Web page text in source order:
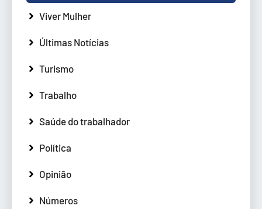
Viver Mulher
Últimas Notícias
Turismo
Trabalho
Saúde do trabalhador
Política
Opinião
Números